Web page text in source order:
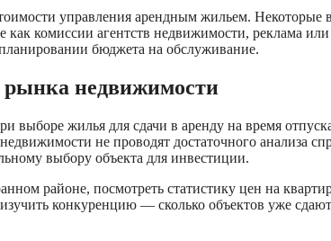
управления арендным жильем. Некоторые
комиссии агентств недвижимости, реклама
бюджета на обслуживание.
рынка недвижимости
жилья для сдачи в аренду на время
не проводят достаточного анализа
выбору объекта для инвестиции.
районе, посмотреть статистику цен на
конкуренцию — сколько объектов уже